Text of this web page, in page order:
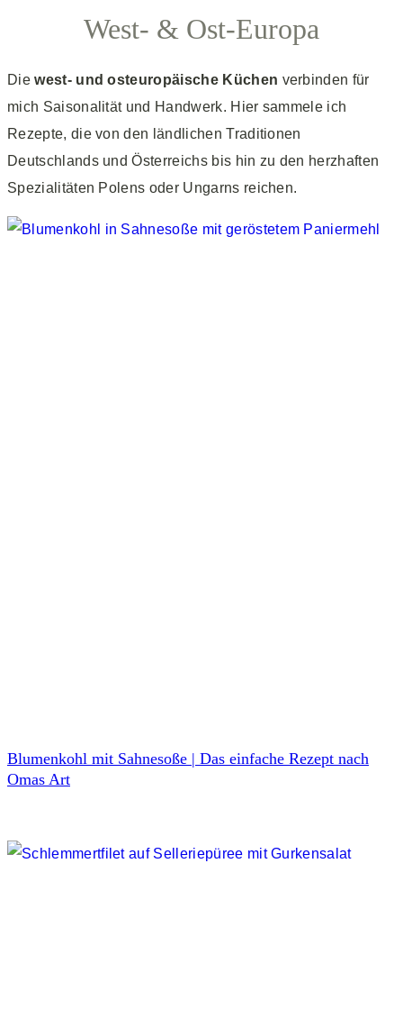
West- & Ost-Europa
Diewest- und osteuropäische Küchen verbinden für
mich Saisonalität und Handwerk. Hier sammele ich
Rezepte, die von den ländlichen Traditionen
Deutschlands und Österreichs bis hin zu den herzhaften
Spezialitäten Polens oder Ungarns reichen.
Blumenkohl mit Sahnesoße | Das einfache Rezept nach
Omas Art